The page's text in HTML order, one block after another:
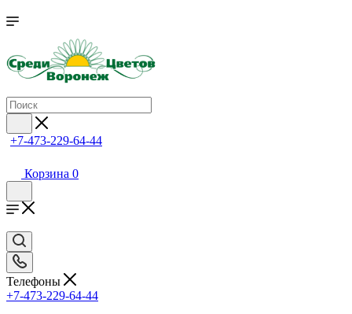
+7-473-229-64-44
Корзина 0
Телефоны
+7-473-229-64-44